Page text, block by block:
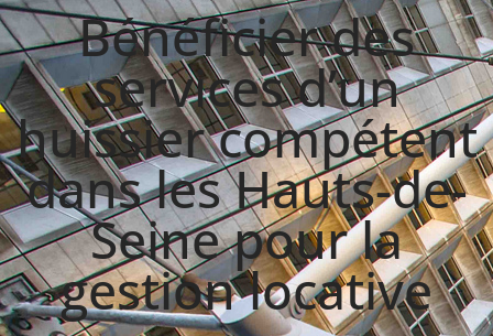
Bénéficier des
services d’un
huissier compétent
dans les Hauts-de-
Seine pour la
gestion locative